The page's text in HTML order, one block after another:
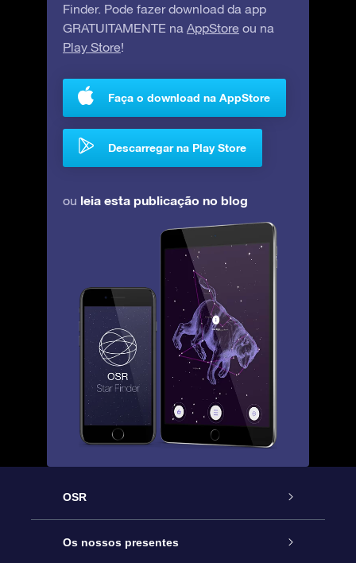
Finder. Pode fazer download da app
GRATUITAMENTE na AppStore ou na
Play Store!
Faça o download na AppStore
Descarregar na Play Store
ou leia esta publicação no blog
OSR
Serviço
Os nossos presentes